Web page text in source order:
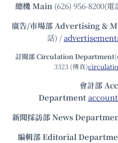
總機Main (626) 956-8200(電
廣告/市場部Advertising &
話) /
訂閱部 Circulation Department
3323 (傳真)
會計部
Department
新聞採訪部 News
編輯部 Editorial